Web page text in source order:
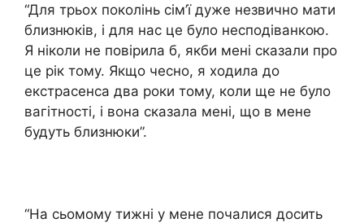
“Для трьох поколінь сім’ї дуже незвично мати
близнюків, і для нас це було несподіванкою.
Я ніколи не повірила б, якби мені сказали про
це рік тому. Якщо чесно, я ходила до
екстрасенса два роки тому, коли ще не було
вагітності, і вона сказала мені, що в мене
будуть близнюки”.
“На сьомому тижні у мене почалися досить